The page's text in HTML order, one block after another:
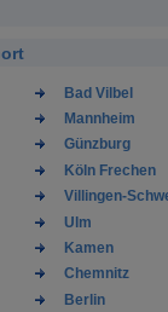
Bad Vilbel
Mannheim
Günzburg
Köln Frechen
Villingen-
Ulm
Kamen
Chemnitz
Berlin